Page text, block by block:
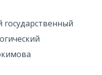
государственный